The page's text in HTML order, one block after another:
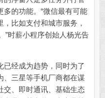
的功能。“微信最有可能
比如支付和城市服务，
”时薪小程序创始人杨光告
经成为趋势，同时为了
、三星等手机厂商都在谋
交、即时通讯、基础生态